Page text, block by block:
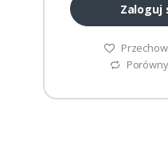
Zaloguj